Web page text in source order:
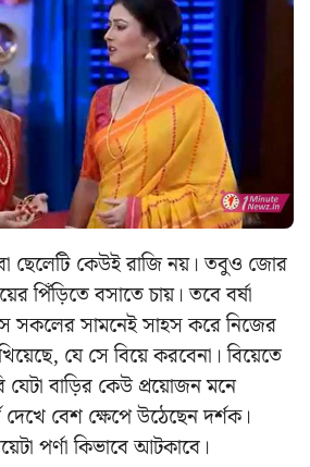
ছেলেটি কেউই রাজি নয়। তবুও জোর
পিঁড়িতে বসাতে চায়। তবে বর্ষা
সকলের সামনেই সাহস করে নিজের
যে সে বিয়ে করবেনা। বিয়েতে
বাড়ির কেউ প্রয়োজন মনে
বেশ ক্ষেপে উঠেছেন দর্শক।
পর্ণা কিভাবে আটকাবে।